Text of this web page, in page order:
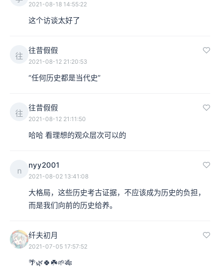
2021-08-18 14:55:22
这个访谈太好了
往
往昔假假
2021-08-12 21:20:53
“任何历史都是当代史”
往
往昔假假
2021-08-12 21:11:50
哈哈 看理想的观众层次可以的
n
nyy2001
2021-08-02 13:41:08
大格局，这些历史考古证据，不应该成为历史的负担，
而是我们向前的历史给养。
纤夫初月
2021-07-05 17:57:52
🌴🌿🍀☘️🌱🎋